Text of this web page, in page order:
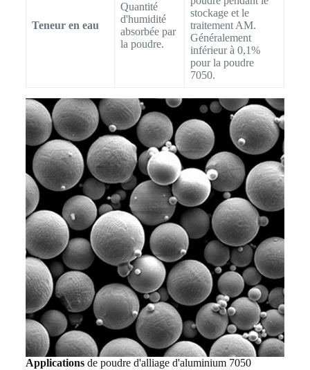
Teneur en eau
Quantité
d'humidité
absorbée par
la poudre.
stockage et le
traitement AM.
Généralement
inférieur à 0,1%
pour la poudre
7050.
Applicationsde poudre d'alliage d'aluminium 7050